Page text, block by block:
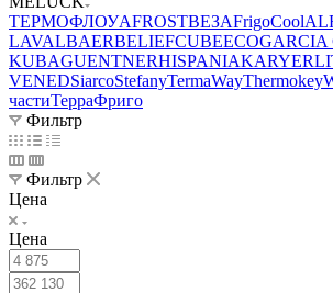
ТЕРМОФЛОУAFROSTВЕЗАFrigoCool
LAVALBAERBELIEFCUBEECOGARCIA
KUBAGUENTNERHISPANIAKARYER
VENEDSiarcoStefanyTermaWayThermokey
частиТерраФриго
Фильтр
Фильтр
Цена
Цена